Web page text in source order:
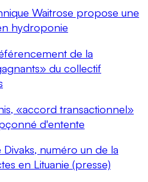
Waitrose propose une
hydroponie
de la
du collectif
«accord transactionnel»
d'entente
numéro un de la
en Lituanie (presse)